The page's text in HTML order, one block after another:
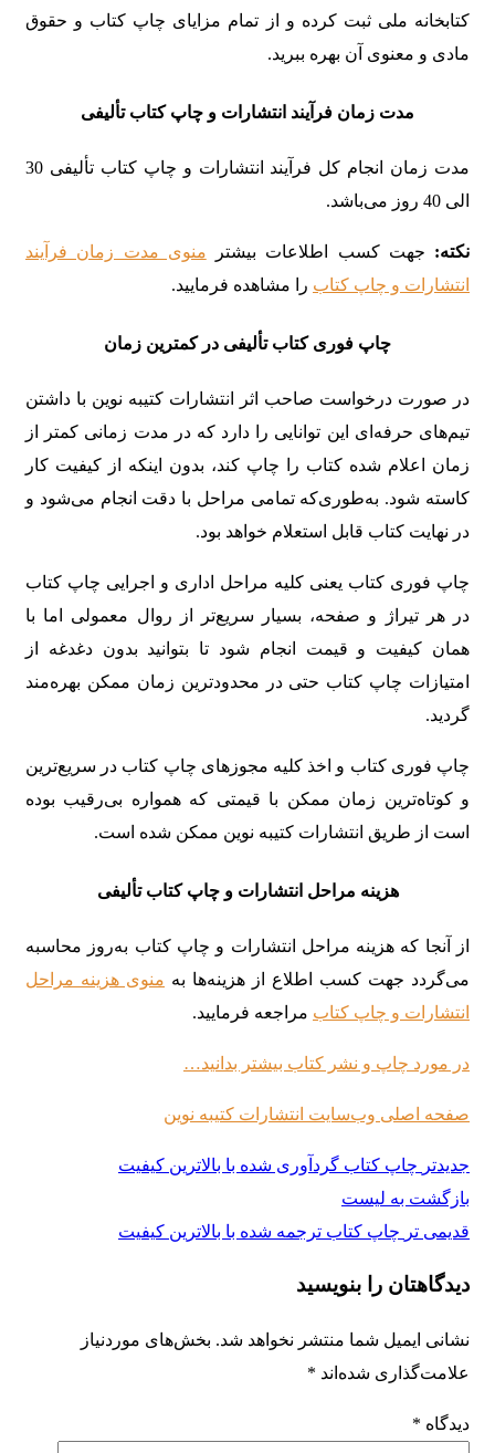
کتابخانه ملی ثبت کرده و از تمام مزایای چاپ کتاب و حقوق
مادی و معنوی آن بهره ببرید.
مدت زمان فرآیند انتشارات و چاپ کتاب تألیفی
مدت زمان انجام کل فرآیند انتشارات و چاپ کتاب تألیفی 30
الی 40 روز می‌باشد.
نکته: جهت کسب اطلاعات بیشتر منوی مدت زمان فرآیند
انتشارات و چاپ کتاب‌ را مشاهده فرمایید.
چاپ فوری کتاب تألیفی در کمترین زمان
در صورت درخواست صاحب اثر انتشارات کتیبه نوین با داشتن
تیم‌های حرفه‌ای این توانایی را دارد که در مدت زمانی کمتر از
زمان اعلام شده کتاب را چاپ کند، بدون اینکه از کیفیت کار
کاسته شود. به‌طوری‌که تمامی مراحل با دقت انجام می‌شود و
در نهایت کتاب قابل استعلام خواهد بود.
چاپ فوری کتاب یعنی کلیه مراحل اداری و اجرایی چاپ کتاب
در هر تیراژ و صفحه، بسیار سریع‌تر از روال معمولی اما با
همان کیفیت و قیمت انجام شود تا بتوانید بدون دغدغه از
امتیازات چاپ کتاب حتی در محدودترین زمان ممکن بهره‌مند
گردید.
چاپ فوری کتاب و اخذ کلیه مجوزهای چاپ کتاب در سریع‌ترین
و کوتاه‌ترین زمان ممکن با قیمتی که همواره بی‌رقیب بوده
است از طریق انتشارات کتیبه نوین ممکن شده است.
هزینه مراحل انتشارات و چاپ کتاب تألیفی
از آنجا که هزینه‌ مراحل انتشارات و چاپ کتاب به‌روز محاسبه
می‌گردد جهت کسب اطلاع از هزینه‌ها به منوی هزینه‌ مراحل
انتشارات و چاپ کتاب مراجعه فرمایید.
در مورد چاپ و نشر کتاب بیشتر بدانید…
صفحه اصلی وب‌سایت انتشارات کتیبه نوین
جدیدتر چاپ کتاب گردآوری شده با بالاترین کیفیت
بازگشت به لیست
قدیمی تر چاپ کتاب ترجمه شده با بالاترین کیفیت
دیدگاهتان را بنویسید
نشانی ایمیل شما منتشر نخواهد شد. بخش‌های موردنیاز
علامت‌گذاری شده‌اند *
دیدگاه *